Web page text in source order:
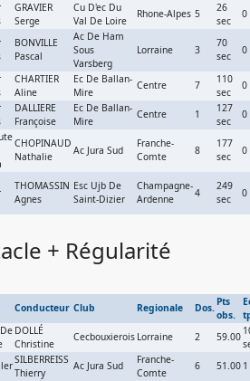
GRAVIER
Serge
Cu D'ec Du
Val De Loire
Rhone-Alpes 5
26
sec
0
BONVILLE
Pascal
Ac De Ham
Sous
Varsberg
Lorraine 3
70
sec
0
CHARTIER
Aline
Ec De Ballan-
Mire
Centre 7
110
sec
0
DALLIERE
Françoise
Ec De Ballan-
Mire
Centre 1
127
sec
0
CHOPINAUD
Nathalie
Ac Jura Sud
Franche-
Comte
8
177
sec
0
THOMASSIN
Agnes
Esc Ujb De
Saint-Dizier
Champagne-
Ardenne
4
249
sec
0
+ Régularité
Conducteur Club Regionale Dos. Pts
obs.
DOLLÉ
Christine
Cecbouxierois Lorraine 2 59.00
SILBERREISS
Thierry
Ac Jura Sud
Franche-
Comte
6 51.00